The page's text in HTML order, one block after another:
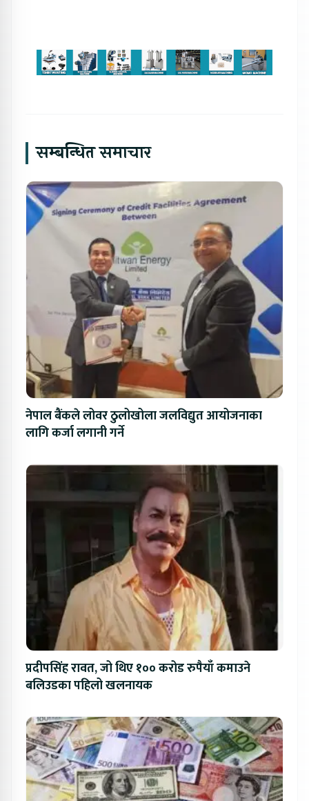
सम्बन्धित समाचार
नेपाल बैंकले लोवर ठुलोखोला जलविद्युत आयोजनाका
लागि कर्जा लगानी गर्ने
प्रदीपसिंह रावत, जो थिए १०० करोड रुपैयाँ कमाउने
बलिउडका पहिलो खलनायक